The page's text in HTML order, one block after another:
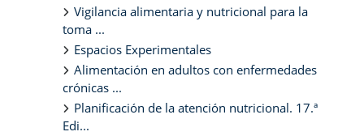
Vigilancia alimentaria y nutricional para la
toma ...
Espacios Experimentales
Alimentación en adultos con enfermedades
crónicas ...
Planificación de la atención nutricional. 17.ª
Edi...